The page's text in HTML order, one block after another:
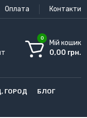
Оплата Контакти
0
Мій кошик
0,00 грн.
ГОРОД БЛОГ